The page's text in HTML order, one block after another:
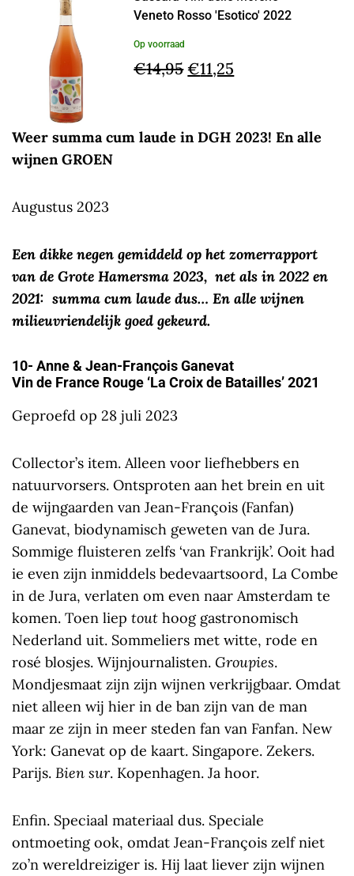
Veneto Rosso 'Esotico' 2022
Op voorraad
€14,95Oorspronkelijke
€14,95.
€11,25
€11,25.
Weer summa cum laude in DGH 2023! En alle
wijnen GROEN
Augustus 2023
Een dikke negen gemiddeld op het zomerrapport
van de Grote Hamersma 2023, net als in 2022 en
2021: summa cum laude dus… En alle wijnen
milieuvriendelijk goed gekeurd.
10- Anne & Jean-François Ganevat
Vin de France Rouge ‘La Croix de Batailles’ 2021
Geproefd op 28 juli 2023
Collector’s item. Alleen voor liefhebbers en
natuurvorsers. Ontsproten aan het brein en uit
de wijngaarden van Jean-François (Fanfan)
Ganevat, biodynamisch geweten van de Jura.
Sommige fluisteren zelfs ‘van Frankrijk’. Ooit had
ie even zijn inmiddels bedevaartsoord, La Combe
in de Jura, verlaten om even naar Amsterdam te
komen. Toen liep tout hoog gastronomisch
Nederland uit. Sommeliers met witte, rode en
rosé blosjes. Wijnjournalisten. Groupies.
Mondjesmaat zijn zijn wijnen verkrijgbaar. Omdat
niet alleen wij hier in de ban zijn van de man
maar ze zijn in meer steden fan van Fanfan. New
York: Ganevat op de kaart. Singapore. Zekers.
Parijs. Bien sur. Kopenhagen. Ja hoor.
Enfin. Speciaal materiaal dus. Speciale
ontmoeting ook, omdat Jean-François zelf niet
zo’n wereldreiziger is. Hij laat liever zijn wijnen